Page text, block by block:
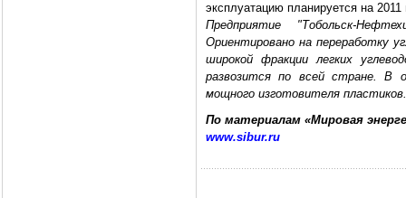
эксплуатацию планируется на 2011
Предприятие "Тобольск-
Ориентировано на переработку
широкой фракции легких
развозится по всей стране. В
мощного изготовителя пластиков.
По материалам «Мировая
www.sibur.ru